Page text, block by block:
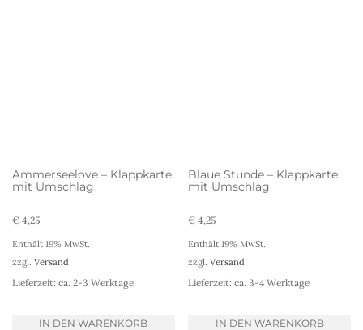
Ammerseelove – Klappkarte
mit Umschlag
€ 4,25
Enthält 19% MwSt.
zzgl. Versand
Lieferzeit: ca. 2-3 Werktage
IN DEN WARENKORB
Blaue Stunde – Klappkarte
mit Umschlag
€ 4,25
Enthält 19% MwSt.
zzgl.Versand
Lieferzeit: ca. 3-4 Werktage
IN DEN WARENKORB